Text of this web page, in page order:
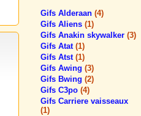
Gifs Alderaan (4)
Gifs Aliens (1)
Gifs Anakin skywalker (3)
Gifs Atat (1)
Gifs Atst (1)
Gifs Awing (3)
Gifs Bwing (2)
Gifs C3po (4)
Gifs Carriere vaisseaux
(1)